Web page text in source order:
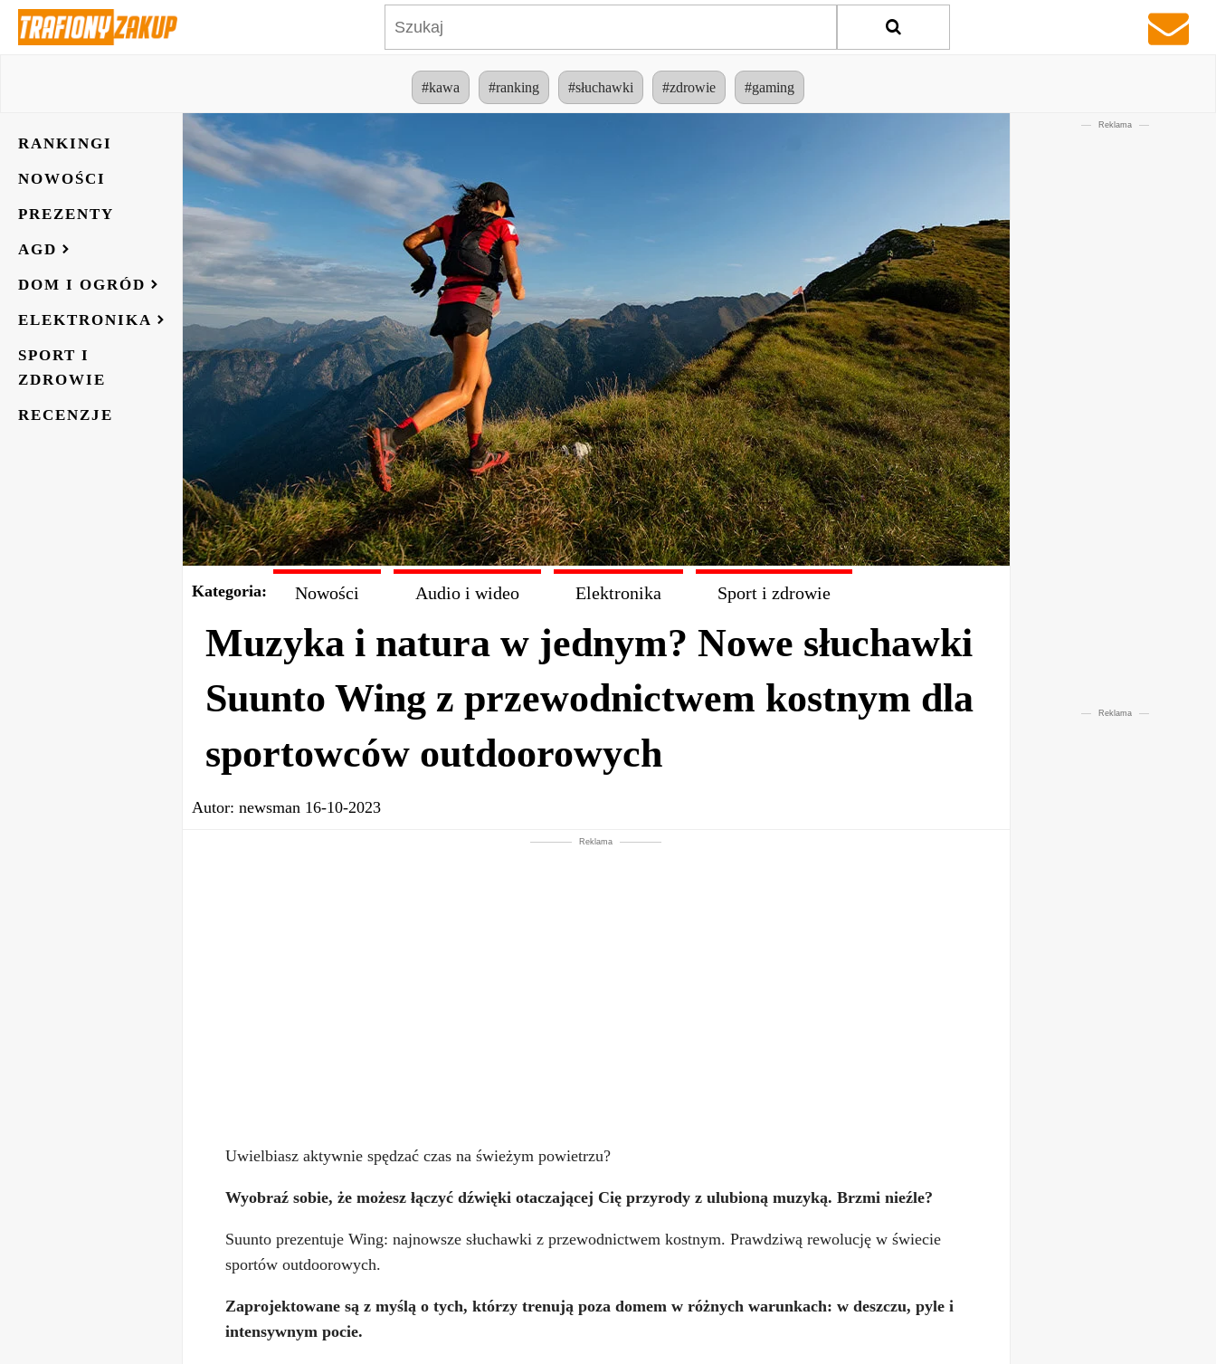
#kawa #ranking #słuchawki #zdrowie #gaming
RANKINGI
NOWOŚCI
PREZENTY
AGD
DOM I OGRÓD
ELEKTRONIKA
SPORT I
ZDROWIE
RECENZJE
Kategoria: Nowości Audio i wideo Elektronika Sport i zdrowie
Muzyka i natura w jednym? Nowe słuchawki
Suunto Wing z przewodnictwem kostnym dla
sportowców outdoorowych
Autor: newsman 16-10-2023
Reklama
Uwielbiasz aktywnie spędzać czas na świeżym powietrzu?
Wyobraź sobie, że możesz łączyć dźwięki otaczającej Cię przyrody z ulubioną muzyką. Brzmi nieźle?
Suunto prezentuje Wing: najnowsze słuchawki z przewodnictwem kostnym. Prawdziwą rewolucję w świecie
sportów outdoorowych.
Zaprojektowane są z myślą o tych, którzy trenują poza domem w różnych warunkach: w deszczu, pyle i
intensywnym pocie.
Reklama
Reklama